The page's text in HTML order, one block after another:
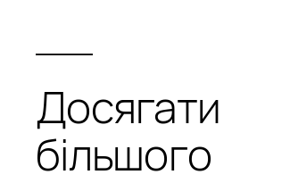
Досягати
більшого